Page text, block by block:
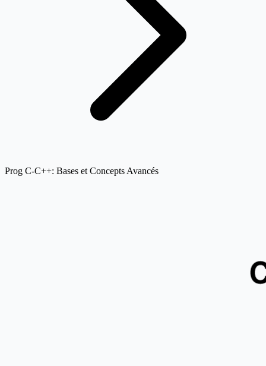
Prog C-C++: Bases et Concepts Avancés